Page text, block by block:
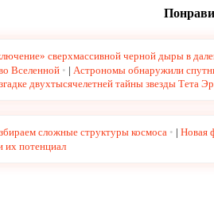
сверхмассивной черной дыры в
Вселенной
| Астрономы обнаружили
двухтысячелетней тайны звезды Тета
сложные структуры космоса | Новая
их потенциал